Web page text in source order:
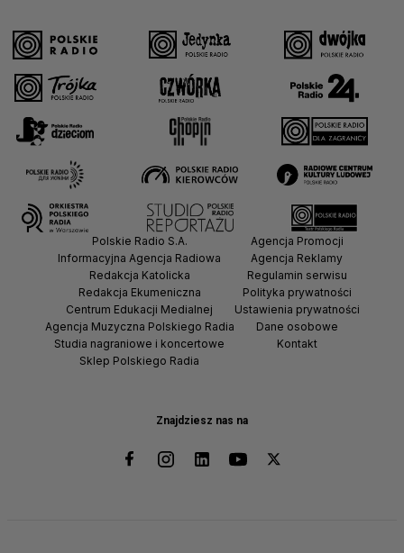
Znajdziesz nas na
Polskie Radio S.A.
Informacyjna Agencja Radiowa
Redakcja Katolicka
Redakcja Ekumeniczna
Centrum Edukacji Medialnej
Agencja Muzyczna Polskiego Radia
Studia nagraniowe i koncertowe
Sklep Polskiego Radia
Agencja Promocji
Agencja Reklamy
Regulamin serwisu
Polityka prywatności
Ustawienia prywatności
Dane osobowe
Kontakt